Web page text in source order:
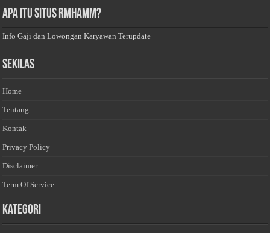
Apa Itu Situs Rmhamm?
Info Gaji dan Lowongan Karyawan Terupdate
Sekilas
Home
Tentang
Kontak
Privacy Policy
Disclaimer
Term Of Service
Kategori